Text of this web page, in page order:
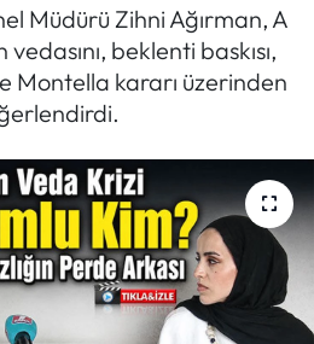
Müdürü Zihni Ağırman, A
vedasını, beklenti baskısı,
Montella kararı üzerinden